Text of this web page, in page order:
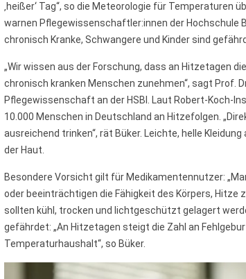
‚heißer‘ Tag“, so die Meteorologie für Temperaturen
warnen Pflegewissenschaftler:innen der Hochschule
chronisch Kranke, Schwangere und Kinder sind
„Wir wissen aus der Forschung, dass an Hitzetagen
chronisch kranken Menschen zunehmen“, sagt Prof.
Pflegewissenschaft an der HSBI. Laut Robert-Koch-
10.000 Menschen in Deutschland an Hitzefolgen.
ausreichend trinken“, rät Büker. Leichte, helle
der Haut.
Besondere Vorsicht gilt für Medikamentennutzer:
oder beeinträchtigen die Fähigkeit des Körpers, Hitze
sollten kühl, trocken und lichtgeschützt gelagert
gefährdet: „An Hitzetagen steigt die Zahl an
Temperaturhaushalt“, so Büker.